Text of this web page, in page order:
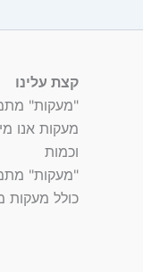
קצת עלינו
מעקות אנו
וכמות
"מעקות"
כולל מעקות